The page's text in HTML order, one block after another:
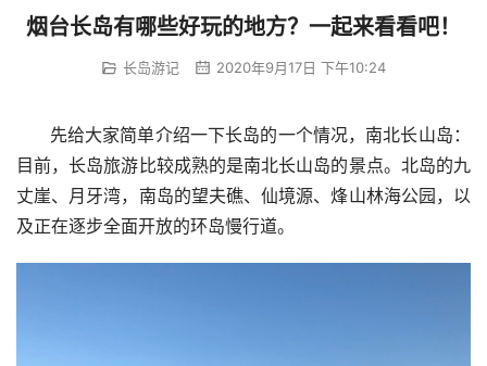
烟台长岛有哪些好玩的地方？一起来看看吧！
长岛游记 2020年9月17日 下午10:24
目前，长岛旅游比较成熟的是南北长山岛的景点。北岛的九
丈崖、月牙湾，南岛的望夫礁、仙境源、烽山林海公园，以
及正在逐步全面开放的环岛慢行道。